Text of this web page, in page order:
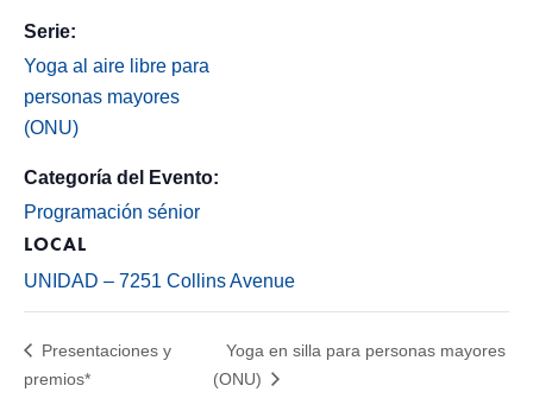
Serie:
Yoga al aire libre para
personas mayores
(ONU)
Categoría del Evento:
Programación sénior
LOCAL
UNIDAD – 7251 Collins Avenue
Presentaciones y
premios*
Yoga en silla para personas mayores
(ONU)